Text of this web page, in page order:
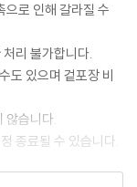
로 인해 갈라질 수
리 불가합니다.
도 있으며 겉포장 비
않습니다.
종료될 수 있습니다.